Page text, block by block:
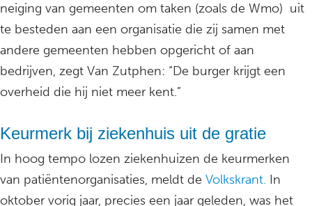
neiging van gemeenten om taken (zoals de Wmo) uit
te besteden aan een organisatie die zij samen met
andere gemeenten hebben opgericht of aan
bedrijven, zegt Van Zutphen: “De burger krijgt een
overheid die hij niet meer kent.”
Keurmerk bij ziekenhuis uit de gratie
In hoog tempo lozen ziekenhuizen de keurmerken
van patiëntenorganisaties, meldt de Volkskrant. In
oktober vorig jaar, precies een jaar geleden, was het